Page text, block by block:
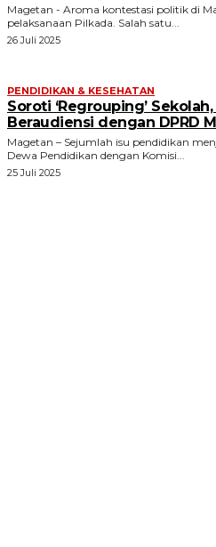
Magetan - Aroma kontestasi politik di
pelaksanaan Pilkada. Salah satu...
26 Juli 2025
PENDIDIKAN & KESEHATAN
Soroti ‘Regrouping’
Beraudiensi dengan DPRD
Magetan – Sejumlah isu pendidikan
Dewa Pendidikan dengan Komisi...
25 Juli 2025